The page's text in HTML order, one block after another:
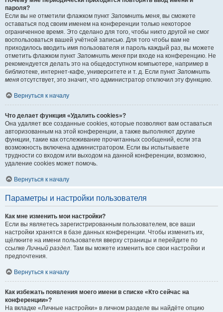
пароля?
Если вы не отметили флажком пункт Запомнить меня, вы сможете
оставаться под своим именем на конференции только некоторое
ограниченное время. Это сделано для того, чтобы никто другой не смог
воспользоваться вашей учётной записью. Для того чтобы вам не
приходилось вводить имя пользователя и пароль каждый раз, вы можете
отметить флажком пункт Запомнить меня при входе на конференцию. Не
рекомендуется делать это на общедоступном компьютере, например в
библиотеке, интернет-кафе, университете и т. д. Если пункт Запомнить
меня отсутствует, это значит, что администратор отключил эту функцию.
Вернуться к началу
Что делает функция «Удалить cookies»?
Она удаляет все созданные cookies, которые позволяют вам оставаться
авторизованным на этой конференции, а также выполняют другие
функции, такие как отслеживание прочитанных сообщений, если эта
возможность включена администратором. Если вы испытываете
трудности со входом или выходом на данной конференции, возможно,
удаление cookies может помочь.
Вернуться к началу
Параметры и настройки пользователя
Как мне изменить мои настройки?
Если вы являетесь зарегистрированным пользователем, все ваши
настройки хранятся в базе данных конференции. Чтобы изменить их,
щёлкните на имени пользователя вверху страницы и перейдите по
ссылкеЛичный раздел. Там вы можете изменить все свои настройки и
предпочтения.
Вернуться к началу
Как избежать появления моего имени в списке «Кто сейчас на
конференции»?
На вкладке «Личные настройки» в личном разделе вы найдёте опцию